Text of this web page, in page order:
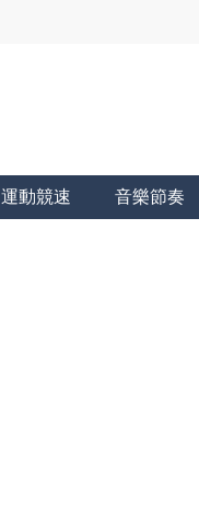
運動競速 音樂節奏